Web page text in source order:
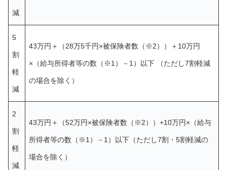
減
5
割
軽
減
43万円＋（28万5千円×被保険者数（※2））＋10万円
×（給与所得者等の数（※1）－1）以下 （ただし7割軽減
の場合を除く）
2
割
軽
減
43万円＋（52万円×被保険者数（※2））+10万円×（給与
所得者等の数（※1）－1）以下（ただし7割・5割軽減の
場合を除く）